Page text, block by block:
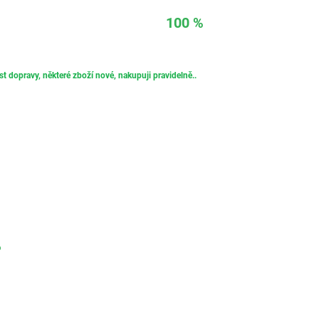
100 %
dopravy, některé zboží nové, nakupuji pravidelně..